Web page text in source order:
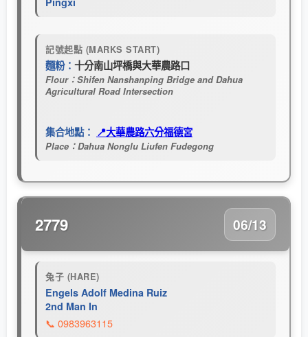
記號起點 (MARKS START)
麵粉： 十分南山坪橋與大華農路口
Flour：Shifen Nanshanping Bridge and Dahua
Agricultural Road Intersection
集合地點： 📍大華農路六分福德宮
Place：Dahua Nonglu Liufen Fudegong
2779 06/13
兔子 (HARE)
Engels Adolf Medina Ruiz
2nd Man In
📞 0983963115